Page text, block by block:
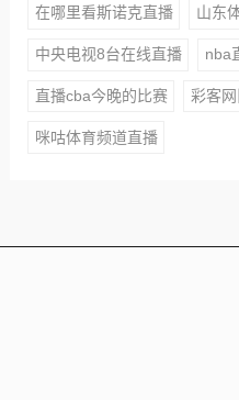
在哪里看斯诺克直播 山东
中央电视8台在线直播 nba
直播cba今晚的比赛 彩客
咪咕体育频道直播